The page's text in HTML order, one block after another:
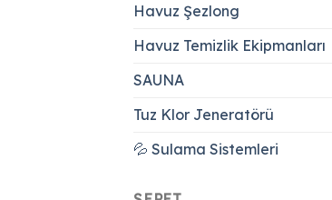
Havuz Şezlong
Havuz Temizlik Ekipmanları
SAUNA
Tuz Klor Jeneratörü
💦 Sulama Sistemleri